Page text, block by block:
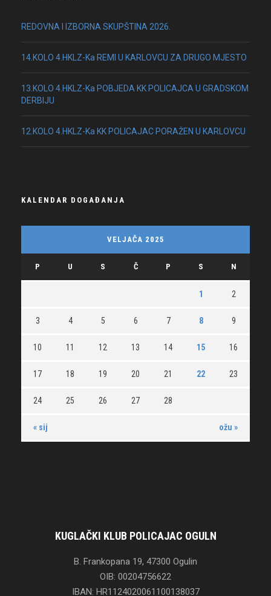
REDOVNA I IZBORNA SKUPŠTINA 2026.
14.KOLO 4.HKLZ-Ka REMI U KARLOVCU ZA DRUGO MJESTO
13.KOLO 4.HKLZ-Ka POBJEDA KK POLICAJCA U GRADSKOM
DERBIJU
12.KOLO 4.HKLZ-Ka KK POLICAJAC PORAŽEN U KARLOVCU
KALENDAR DOGAĐANJA
VELJAČA 2025
P U S Č P S N
« sij ožu »
1 2
3 4 5 6 7 8 9
10 11 12 13 14 15 16
17 18 19 20 21 22 23
24 25 26 27 28
KUGLAČKI KLUB POLICAJAC OGULN
B. Frankopana 19, 47300 Ogulin
OIB: 00204756622
IBAN: HR1124020061100138037